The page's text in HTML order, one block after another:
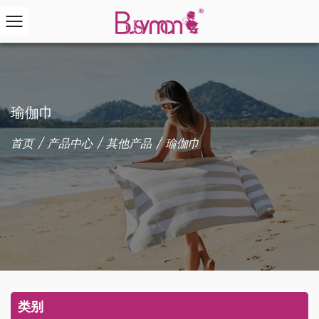
瑜伽巾
首页/产品中心/其他产品 /瑜伽巾
类别